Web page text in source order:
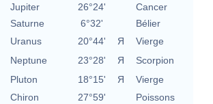
Jupiter
26°24'
Cancer
Saturne
6°32'
Bélier
Uranus
20°44' Я
Vierge
Neptune
23°28' Я
Scorpion
Pluton
18°15' Я
Vierge
Chiron
27°59'
Poissons